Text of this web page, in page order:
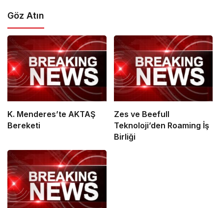
Göz Atın
K. Menderes’te AKTAŞ
Bereketi
Zes ve Beefull
Teknoloji’den Roaming İş
Birliği